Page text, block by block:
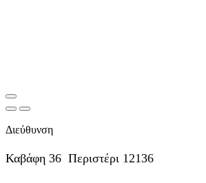
Διεύθυνση
Καβάφη 36 Περιστέρι 12136